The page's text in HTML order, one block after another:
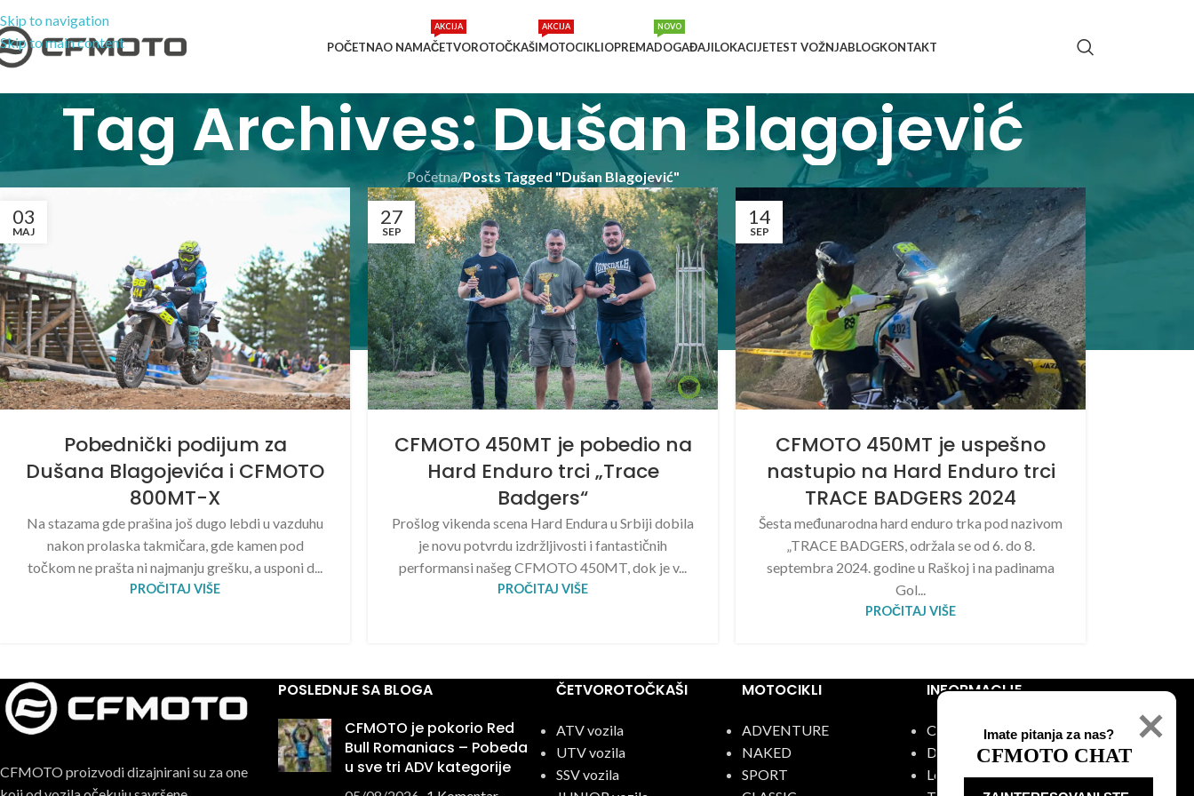
Skip to navigation
Skip to main content
POČETNAO NAMAČETVOROTOČKAŠI
AKCIJA
MOTOCIKLI
AKCIJA
OPREMADOGAĐAJI
NOVO
LOKACIJETEST VOŽNJABLOGKONTAKT
Tag Archives: Dušan Blagojević
Početna/Posts Tagged "Dušan Blagojević"
03
MAJ
Pobednički podijum za
Dušana Blagojevića i CFMOTO
800MT-X
Na stazama gde prašina još dugo lebdi u vazduhu
nakon prolaska takmičara, gde kamen pod
točkom ne prašta ni najmanju grešku, a usponi d...
PROČITAJ VIŠE
27
SEP
CFMOTO 450MT je pobedio na
Hard Enduro trci „Trace
Badgers“
Prošlog vikenda scena Hard Endura u Srbiji dobila
je novu potvrdu izdržljivosti i fantastičnih
performansi našeg CFMOTO 450MT, dok je v...
PROČITAJ VIŠE
14
SEP
CFMOTO 450MT je uspešno
nastupio na Hard Enduro trci
TRACE BADGERS 2024
Šesta međunarodna hard enduro trka pod nazivom
„TRACE BADGERS, održala se od 6. do 8.
septembra 2024. godine u Raškoj i na padinama
Gol...
PROČITAJ VIŠE
CFMOTO proizvodi dizajnirani su za one
POSLEDNJE SA BLOGA
CFMOTO je pokorio Red
Bull Romaniacs – Pobeda
u sve tri ADV kategorije
ČETVOROTOČKAŠI
ATV vozila
UTV vozila
SSV vozila
MOTOCIKLI
ADVENTURE
NAKED
SPORT
INFORMACIJE
O nama
Događaji
Lokacije
Imate pitanja za nas?
CFMOTO CHAT